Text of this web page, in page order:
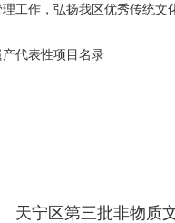
工作，弘扬我区优秀传统文
代表性项目名录
天宁区第三批非物质